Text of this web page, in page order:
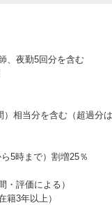
、夜勤5回分を含む
）相当分を含む（超過分は
5時まで）割増25％
・評価による）
籍3年以上）